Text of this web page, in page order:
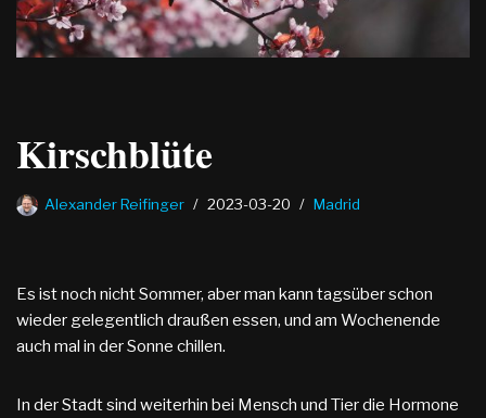
Kirschblüte
Alexander Reifinger 2023-03-20 Madrid
Es ist noch nicht Sommer, aber man kann tagsüber schon
wieder gelegentlich draußen essen, und am Wochenende
auch mal in der Sonne chillen.
In der Stadt sind weiterhin bei Mensch und Tier die Hormone